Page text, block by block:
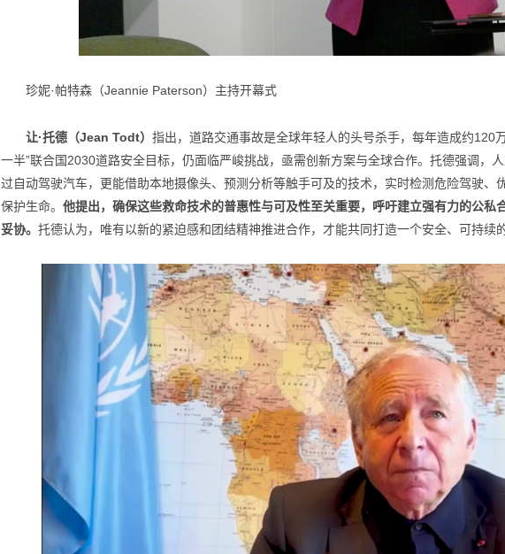
珍妮·帕特森（Jeannie Paterson）主持开幕式
让·托德（Jean Todt） 指出，道路交通事故是全球年轻人的头号杀手，每年造成约120
一半”联合国2030道路安全目标，仍面临严峻挑战，亟需创新方案与全球合作。托德强调，
过自动驾驶汽车，更能借助本地摄像头、预测分析等触手可及的技术，实时检测危险驾驶
保护生命。 他提出，确保这些救命技术的普惠性与可及性至关重要，呼吁建立强有力的公
妥协。 托德认为，唯有以新的紧迫感和团结精神推进合作，才能共同打造一个安全、可持续